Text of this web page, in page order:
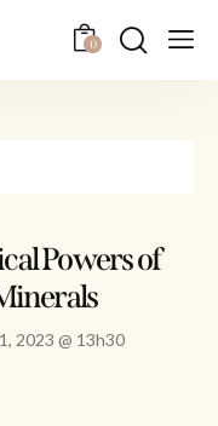
0
Powers of
2023 @ 13h30